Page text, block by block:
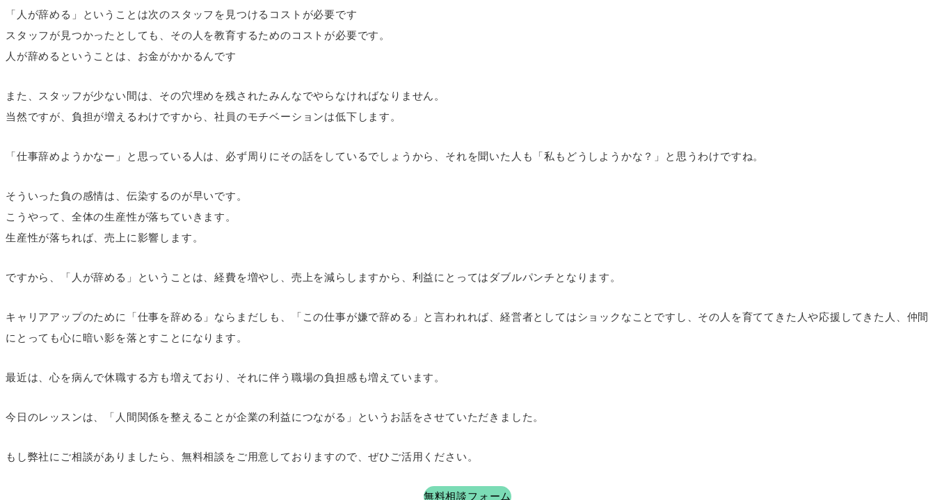
「人が辞める」ということは次のスタッフを見つけるコストが必要です
スタッフが見つかったとしても、その人を教育するためのコストが必要です。
人が辞めるということは、お金がかかるんです
また、スタッフが少ない間は、その穴埋めを残されたみんなでやらなければなりません。
当然ですが、負担が増えるわけですから、社員のモチベーションは低下します。
「仕事辞めようかなー」と思っている人は、必ず周りにその話をしているでしょうから、それを聞いた人も「私もどうしようかな？」と思うわけですね。
そういった負の感情は、伝染するのが早いです。
こうやって、全体の生産性が落ちていきます。
生産性が落ちれば、売上に影響します。
ですから、「人が辞める」ということは、経費を増やし、売上を減らしますから、利益にとってはダブルパンチとなります。
キャリアアップのために「仕事を辞める」ならまだしも、「この仕事が嫌で辞める」と言われれば、経営者としてはショックなことですし、その人を育ててきた人や応援してきた人、仲間
にとっても心に暗い影を落とすことになります。
最近は、心を病んで休職する方も増えており、それに伴う職場の負担感も増えています。
今日のレッスンは、「人間関係を整えることが企業の利益につながる」というお話をさせていただきました。
もし弊社にご相談がありましたら、無料相談をご用意しておりますので、ぜひご活用ください。
無料相談フォーム